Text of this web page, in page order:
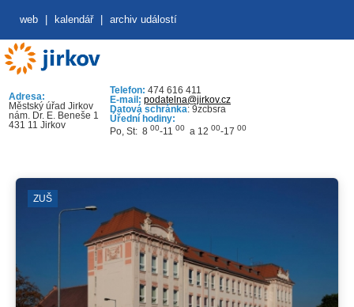
web kalendář archiv událostí
Adresa:
Městský úřad Jirkov
nám. Dr. E. Beneše 1
431 11 Jirkov
Telefon: 474 616 411
E-mail: podatelna@jirkov.cz
Datová schránka: 9zcbsra
Úřední hodiny:
Po, St: 8 00-11 00 a 12 00-17 00
ZUŠ